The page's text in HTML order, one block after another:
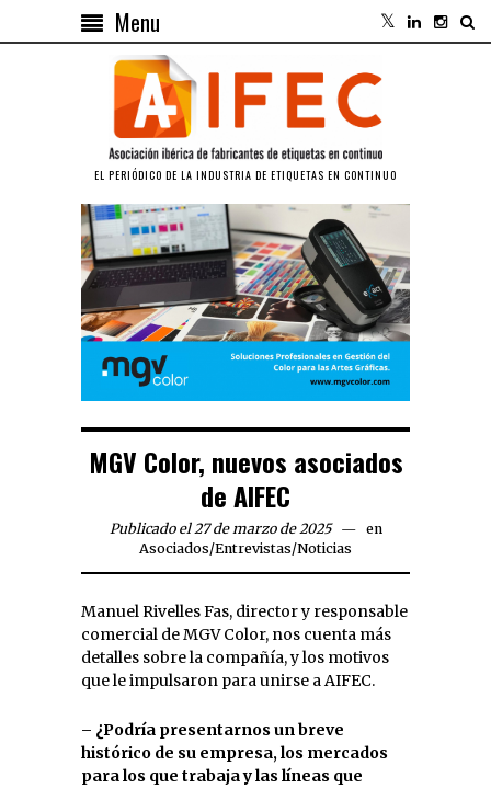
Menu
EL PERIÓDICO DE LA INDUSTRIA DE ETIQUETAS EN CONTINUO
MGV Color, nuevos asociados
de AIFEC
Publicado el 27 de marzo de 2025
en
Asociados/Entrevistas/Noticias
Manuel Rivelles Fas, director y responsable
comercial de MGV Color, nos cuenta más
detalles sobre la compañía, y los motivos
que le impulsaron para unirse a AIFEC.
– ¿Podría presentarnos un breve
histórico de su empresa, los mercados
para los que trabaja y las líneas que